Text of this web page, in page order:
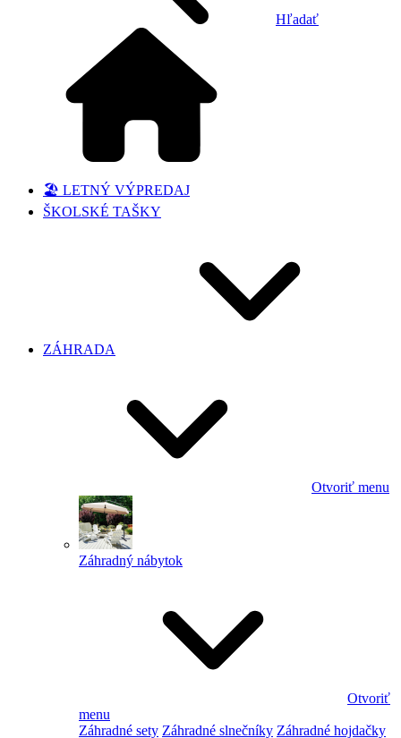
Hľadať
🏖️ LETNÝ VÝPREDAJ
ŠKOLSKÉ TAŠKY
ZÁHRADA
Otvoriť menu
Záhradný nábytok
Otvoriť
menu
Záhradné sety Záhradné slnečníky Záhradné hojdačky